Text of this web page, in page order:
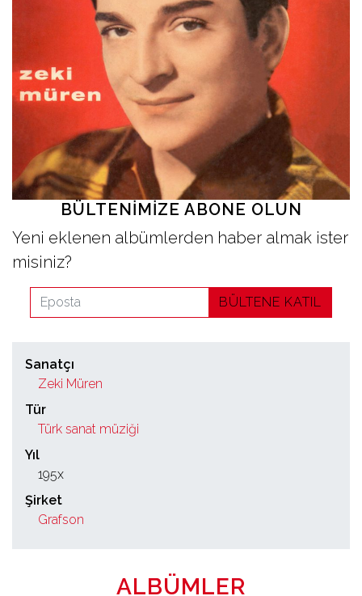
en
BÜLTENIMIZE ABONE OLUN
Yeni eklenen albümlerden haber almak ister
misiniz?
BÜLTENE KATIL
Sanatçı
Zeki Müren
Tür
Türk sanat müziği
Yıl
195x
Şirket
Grafson
ALBÜMLER